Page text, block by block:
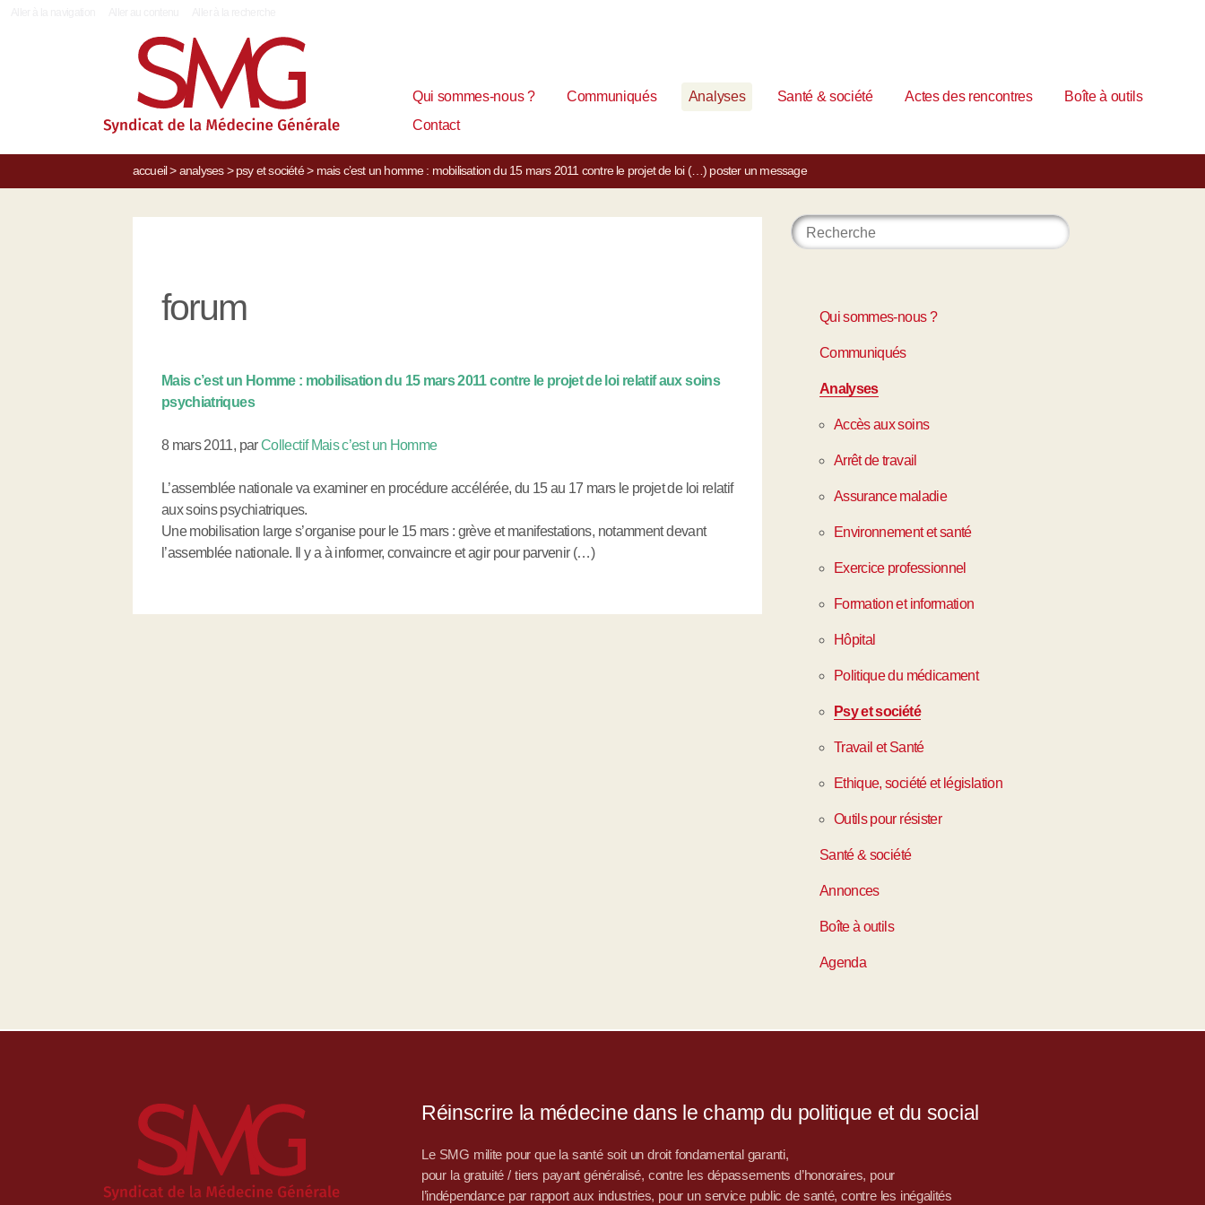
Qui sommes-nous ? Communiqués Analyses Santé & société Actes des rencontres
Boîte à outils
Contact
accueil> analyses> psy et société> mais c’est un homme : mobilisation du 15 mars 2011 contre le projet de loi (…) poster un message
forum
Mais c’est un Homme : mobilisation du 15 mars 2011 contre le projet de loi relatif aux soins
psychiatriques
8 mars 2011, parCollectif Mais c’est un Homme
L’assemblée nationale va examiner en procédure accélérée, du 15 au 17 mars le projet de loi relatif
aux soins psychiatriques.
Une mobilisation large s’organise pour le 15 mars : grève et manifestations, notamment devant
l’assemblée nationale. Il y a à informer, convaincre et agir pour parvenir (…)
Qui sommes-nous ?
Communiqués
Analyses
Accès aux soins
Arrêt de travail
Assurance maladie
Environnement et santé
Exercice professionnel
Formation et information
Hôpital
Politique du médicament
Psy et société
Travail et Santé
Ethique, société et législation
Outils pour résister
Santé & société
Annonces
Boîte à outils
Agenda
Réinscrire la médecine dans le champ du politique et du social
Le SMG milite pour que la santé soit un droit fondamental garanti,
pour la gratuité / tiers payant généralisé, contre les dépassements d’honoraires, pour
l’indépendance par rapport aux industries, pour un service public de santé, contre les inégalités